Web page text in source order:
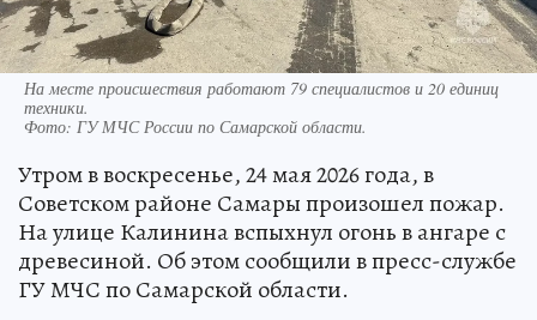
На месте происшествия работают 79 специалистов и 20 единиц
техники.
Фото: ГУ МЧС России по Самарской области.
Утром в воскресенье, 24 мая 2026 года, в
Советском районе Самары произошел пожар.
На улице Калинина вспыхнул огонь в ангаре с
древесиной. Об этом сообщили в пресс-службе
ГУ МЧС по Самарской области.